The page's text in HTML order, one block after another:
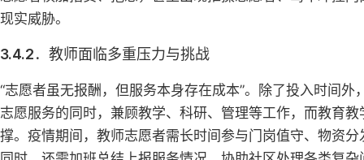
现实威胁。
3.4.2．教师面临多重压力与挑战
“志愿者虽无报酬，但服务本身存在成本”。除了投入时间
志愿服务的同时，兼顾教学、科研、管理等工作，而教育
撑。疫情期间，教师志愿者需长时间参与门岗值守、物资